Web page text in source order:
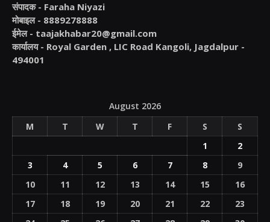
संपादक - Faraha Niyazi
मोबाइल - 8889278888
ईमेल - taajakhabar20@gmail.com
कार्यालय - Royal Garden , LIC Road Kangoli, Jagdalpur -
494001
August 2026
M
T W T F S
S
1
2
3
4 5 6 7 8
9
10
11 12 13 14 15
16
17
18 19 20 21 22
23